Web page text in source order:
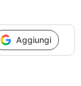
Aggiungi